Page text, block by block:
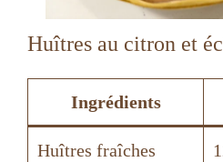
Huîtres au citron et
Ingrédients
Huîtres fraîches